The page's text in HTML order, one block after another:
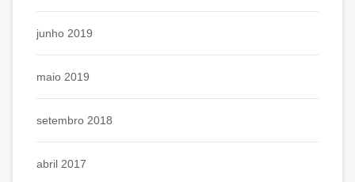
junho 2019
maio 2019
setembro 2018
abril 2017